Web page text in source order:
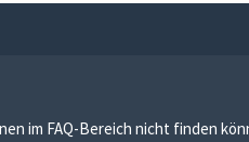
im FAQ-Bereich nicht finden